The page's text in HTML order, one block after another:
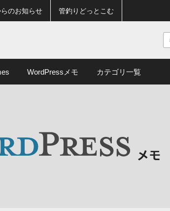
らのお知らせ 管釣りどっとこむ
WordPressメモ カテゴリ一覧